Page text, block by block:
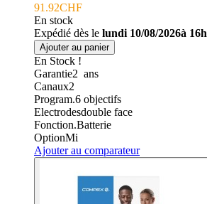
91.92CHF
En stock
Expédié dès le lundi 10/08/2026à 16h
Ajouter au panier
En Stock !
Garantie2 ans
Canaux2
Program.6 objectifs
Electrodesdouble face
Fonction.Batterie
OptionMi
Ajouter au comparateur